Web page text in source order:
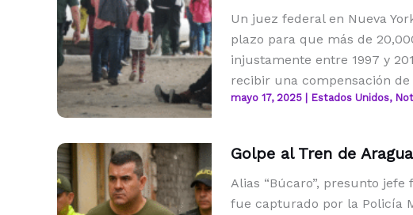
Un juez federal en Nueva
plazo para que más de
injustamente entre 1997 y
recibir una compensación
mayo 17, 2025 Estados Unidos,
Golpe al Tren de Aragua
Alias “Búcaro”, presunto
fue capturado por la Policía